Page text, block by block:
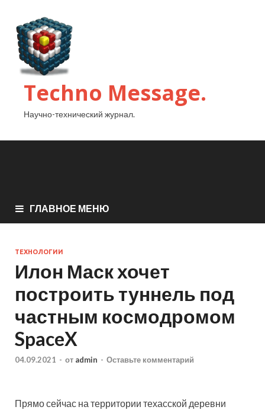
Techno Message.
Научно-технический журнал.
ГЛАВНОЕ МЕНЮ
ТЕХНОЛОГИИ
Илон Маск хочет
построить туннель под
частным космодромом
SpaceX
04.09.2021 - от admin - Оставьте комментарий
Прямо сейчас на территории техасской деревни